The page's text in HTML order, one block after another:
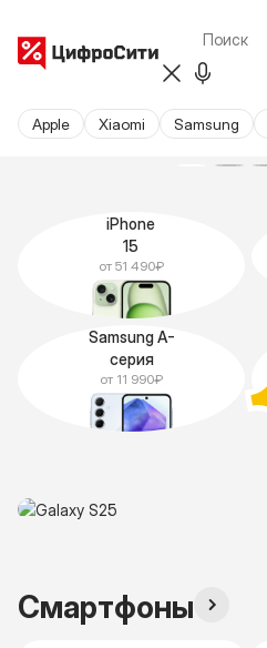
Apple Xiaomi Samsung
iPhone
15
от 51 490₽
Samsung A-
серия
от 11 990₽
Смартфоны